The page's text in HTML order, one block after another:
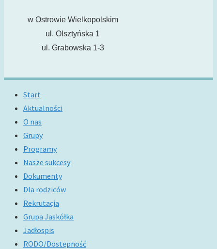
w Ostrowie Wielkopolskim
ul. Olsztyńska 1
ul. Grabowska 1-3
Start
Aktualności
O nas
Grupy
Programy
Nasze sukcesy
Dokumenty
Dla rodziców
Rekrutacja
Grupa Jaskółka
Jadłospis
RODO/Dostępność